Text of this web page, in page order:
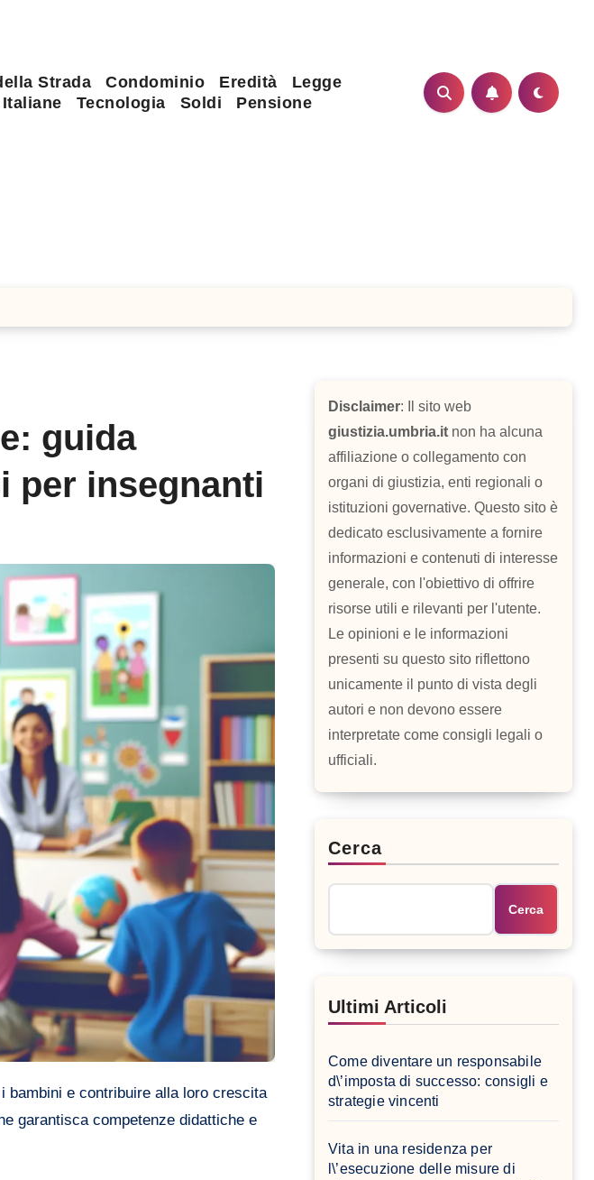
Strada Condominio Eredità
Legge
Tecnologia Soldi Pensione
guida
per insegnanti
bambini e contribuire alla loro crescita
garantisca competenze didattiche e
Disclaimer: Il sito web
giustizia.umbria.it non ha alcuna
affiliazione o collegamento con
organi di giustizia, enti regionali o
istituzioni governative. Questo sito è
dedicato esclusivamente a fornire
informazioni e contenuti di interesse
generale, con l'obiettivo di offrire
risorse utili e rilevanti per l'utente.
Le opinioni e le informazioni
presenti su questo sito riflettono
unicamente il punto di vista degli
autori e non devono essere
interpretate come consigli legali o
ufficiali.
Cerca
Cerca
Ultimi Articoli
Come diventare un responsabile
d\’imposta di successo: consigli e
strategie vincenti
Vita in una residenza per
l\’esecuzione delle misure di